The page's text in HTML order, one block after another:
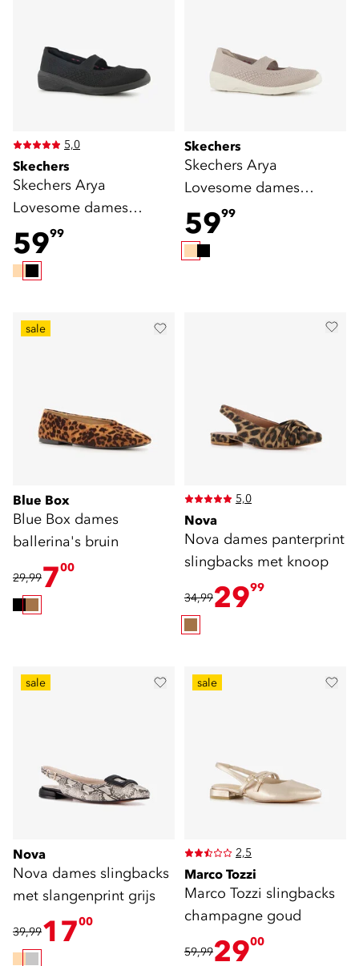
5,0
Skechers
Skechers Arya
Lovesome dames
ballerina zwart
5999
Skechers
Skechers Arya
Lovesome dames
ballerina beige
5999
sale
Blue Box
Blue Box dames
ballerina's bruin
29,99700
5,0
Nova
Nova dames panterprint
slingbacks met knoop
34,992999
sale
Nova
Nova dames slingbacks
met slangenprint grijs
39,991700
sale
2,5
Marco Tozzi
Marco Tozzi slingbacks
champagne goud
59,992900